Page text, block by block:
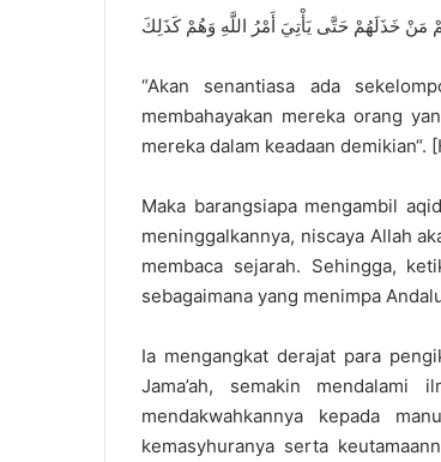
مَنْ خَذَلَهُمْ حَتَّى يَأْتِيَ أَمْرُ اللَّهِ وَهُمْ كَذَلِكَ
“Akan senantiasa ada
membahayakan mereka orang
mereka dalam keadaan
Maka barangsiapa mengambil
meninggalkannya, niscaya Allah
membaca sejarah. Sehingga,
sebagaimana yang menimpa
Ia mengangkat derajat para
Jama’ah, semakin mendalami
mendakwahkannya kepada
kemasyhuranya serta